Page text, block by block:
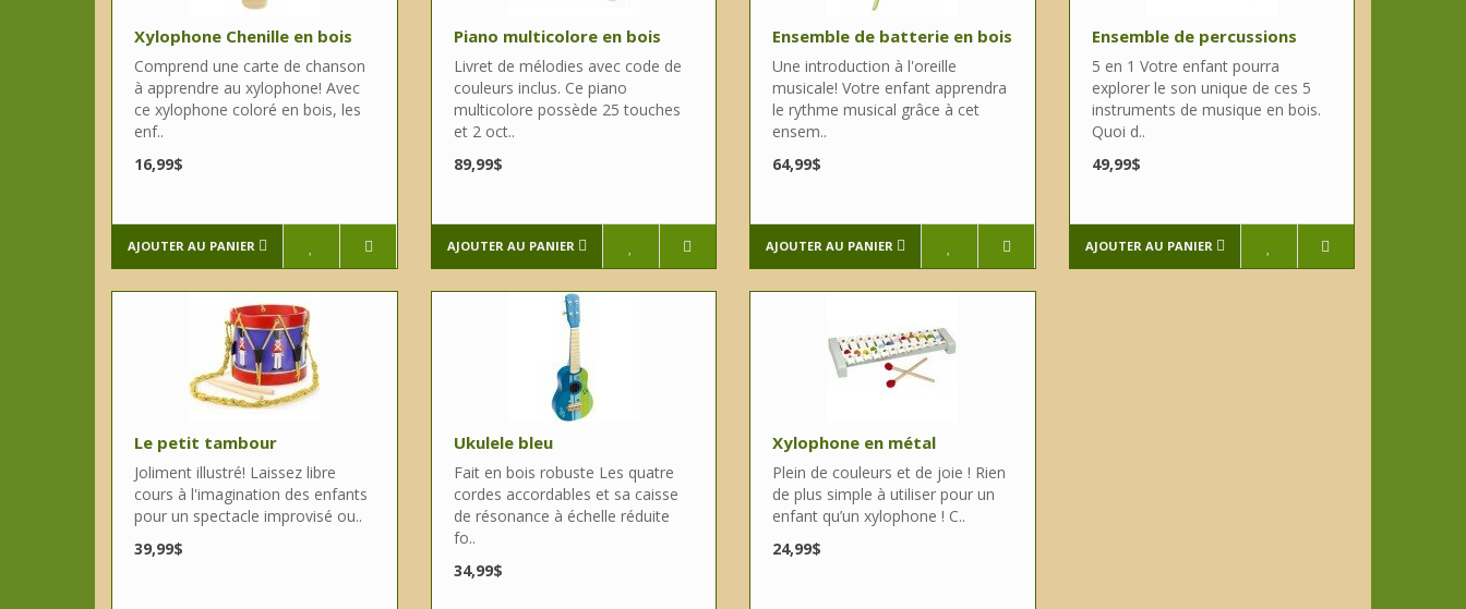
Xylophone Chenille en bois
Comprend une carte de chanson
à apprendre au xylophone! Avec
ce xylophone coloré en bois, les
enf..
16,99$
AJOUTER AU PANIER
Piano multicolore en bois
Livret de mélodies avec code de
couleurs inclus. Ce piano
multicolore possède 25 touches
et 2 oct..
89,99$
AJOUTER AU PANIER
Ensemble de batterie en bois
Une introduction à l'oreille
musicale! Votre enfant apprendra
le rythme musical grâce à cet
ensem..
64,99$
AJOUTER AU PANIER
Ensemble de percussions
5 en 1 Votre enfant pourra
explorer le son unique de ces 5
instruments de musique en bois.
Quoi d..
49,99$
AJOUTER AU PANIER
Le petit tambour
Joliment illustré! Laissez libre
cours à l'imagination des enfants
pour un spectacle improvisé ou..
39,99$
Ukulele bleu
Fait en bois robuste Les quatre
cordes accordables et sa caisse
de résonance à échelle réduite
fo..
34,99$
Xylophone en métal
Plein de couleurs et de joie ! Rien
de plus simple à utiliser pour un
enfant qu’un xylophone ! C..
24,99$